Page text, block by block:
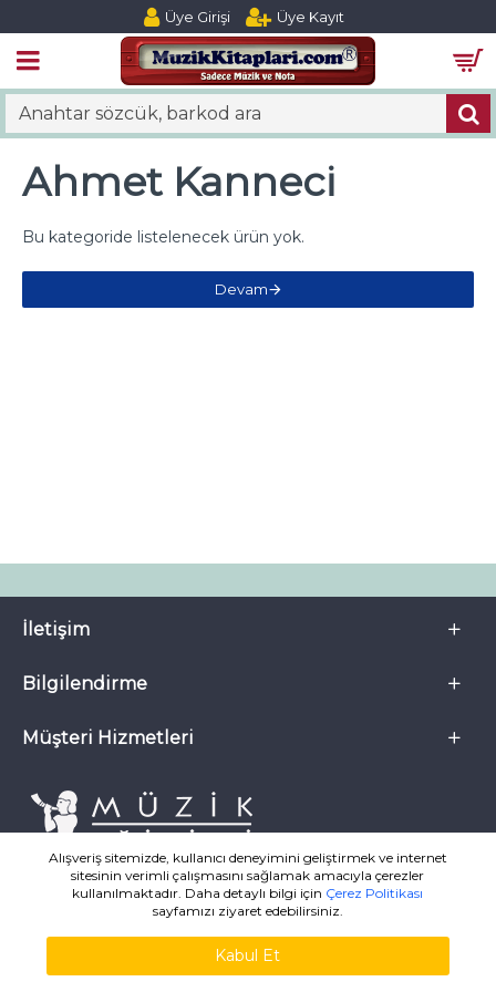
Üye Girişi Üye Kayıt
Ahmet Kanneci
Bu kategoride listelenecek ürün yok.
Devam
İletişim
Bilgilendirme
Müşteri Hizmetleri
Alışveriş sitemizde, kullanıcı deneyimini geliştirmek ve internet
sitesinin verimli çalışmasını sağlamak amacıyla çerezler
kullanılmaktadır. Daha detaylı bilgi için Çerez Politikası
sayfamızı ziyaret edebilirsiniz.
Kabul Et